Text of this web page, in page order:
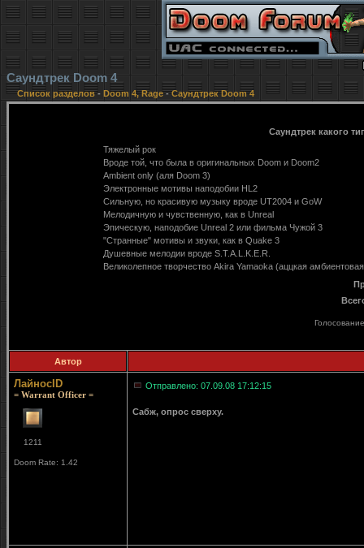
Саундтрек Doom 4
Список разделов- Doom 4, Rage-Саундтрек Doom 4
Саундтрек какого
Тяжелый рок
Вроде той, что была в оригинальных Doom и Doom2
Ambient only (аля Doom 3)
Электронные мотивы наподобии HL2
Сильную, но красивую музыку вроде UT2004 и GoW
Мелодичную и чувственную, как в Unreal
Эпическую, наподобие Unreal 2 или фильма Чужой 3
"Странные" мотивы и звуки, как в Quake 3
Душевные мелодии вроде S.T.A.L.K.E.R.
Великолепное творчество Akira Yamaoka (аццкая
Автор
ЛайносID
= Warrant Officer =
1211
Doom Rate: 1.42
Отправлено: 07.09.08 17:12:15
Сабж, опрос сверху.